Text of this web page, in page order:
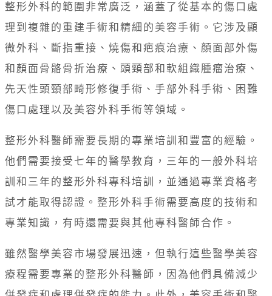
整形外科的範圍非常廣泛，涵蓋了從基本的傷口處
理到複雜的重建手術和精細的美容手術。它涉及顯
微外科、斷指重接、燒傷和疤痕治療、顏面部外傷
和顏面骨骼骨折治療、頭頸部和軟組織腫瘤治療、
先天性頭頸部畸形修復手術、手部外科手術、困難
傷口處理以及美容外科手術等領域。
整形外科醫師需要長期的專業培訓和豐富的經驗。
他們需要接受七年的醫學教育，三年的一般外科培
訓和三年的整形外科專科培訓，並通過專業資格考
試才能取得認證。整形外科手術需要高度的技術和
專業知識，有時還需要與其他專科醫師合作。
雖然醫學美容市場發展迅速，但執行這些醫學美容
療程需要專業的整形外科醫師，因為他們具備減少